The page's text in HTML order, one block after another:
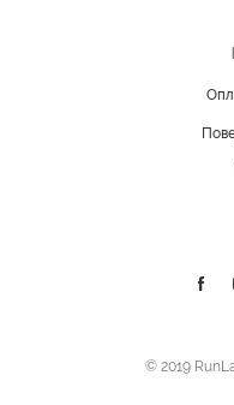
© 2019